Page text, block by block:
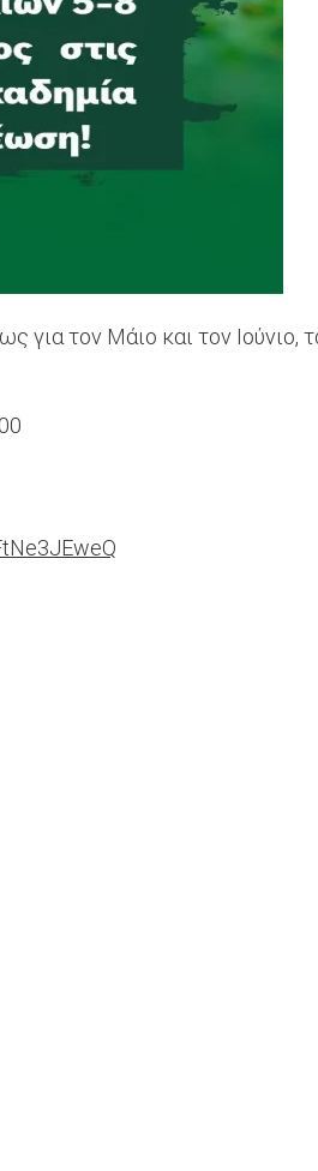
για τον Μάιο και τον Ιούνιο,